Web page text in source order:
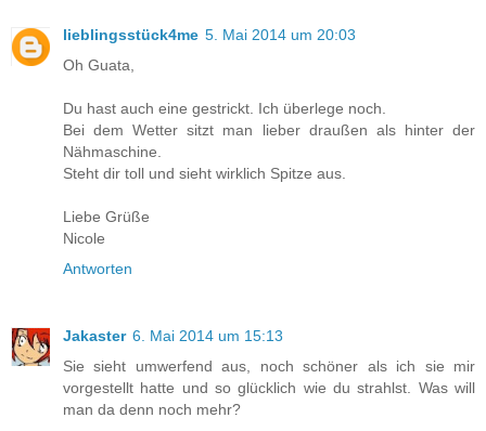
lieblingsstück4me 5. Mai 2014 um 20:03
Oh Guata,
Du hast auch eine gestrickt. Ich überlege noch.
Bei dem Wetter sitzt man lieber draußen als hinter der
Nähmaschine.
Steht dir toll und sieht wirklich Spitze aus.
Liebe Grüße
Nicole
Antworten
Jakaster 6. Mai 2014 um 15:13
Sie sieht umwerfend aus, noch schöner als ich sie mir
vorgestellt hatte und so glücklich wie du strahlst. Was will
man da denn noch mehr?